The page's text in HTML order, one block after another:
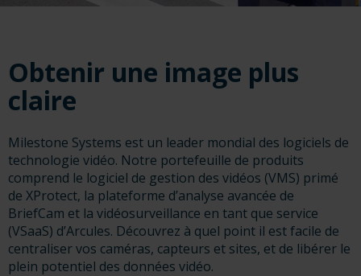
Obtenir une image plus
claire
Milestone Systems est un leader mondial des logiciels de
technologie vidéo. Notre portefeuille de produits
comprend le logiciel de gestion des vidéos (VMS) primé
de XProtect, la plateforme d’analyse avancée de
BriefCam et la vidéosurveillance en tant que service
(VSaaS) d’Arcules. Découvrez à quel point il est facile de
centraliser vos caméras, capteurs et sites, et de libérer le
plein potentiel des données vidéo.